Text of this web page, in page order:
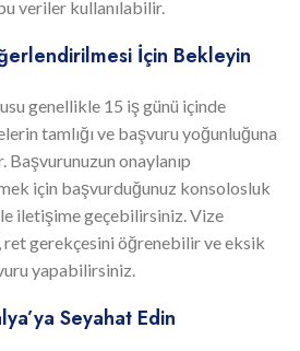
veriler kullanılabilir.
İçin Bekleyin
genellikle 15 iş günü içinde
tamlığı ve başvuru yoğunluğuna
onaylanıp
için başvurduğunuz konsolosluk
iletişime geçebilirsiniz. Vize
gerekçesini öğrenebilir ve eksik
yapabilirsiniz.
Seyahat Edin